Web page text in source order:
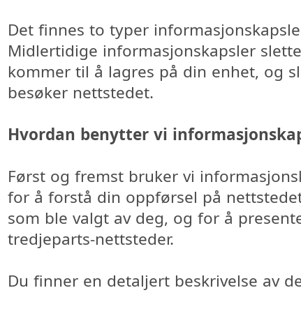
Det finnes to typer
Midlertidige informasjonskapsler
kommer til å lagres på din enhet, og
besøker nettstedet.
Hvordan benytter vi
Først og fremst bruker vi
for å forstå din oppførsel på
som ble valgt av deg, og for å
tredjeparts-nettsteder.
Du finner en detaljert beskrivelse av